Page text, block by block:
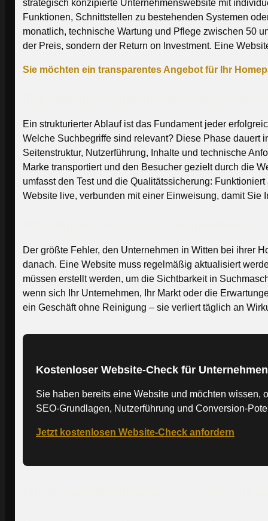
strategisch konzipierte Unternehmenswebsite mit
Funktionen, Schnittstellen zu bestehenden Systemen
monatlich, technische Wartung und Pflege zwischen 50
der Preis, sondern der Return on Investment. Eine
Sie möchten ein transparentes Angebot für Ihr
Ein strukturierter Ablauf ist das Fundament jeder
Welche Suchbegriffe sind relevant? Diese Phase dauert
Seitenstruktur, Nutzerführung, Inhalte und technische
Marke transportiert und den Besucher gezielt durch die
umfasst den Test und die Qualitätssicherung:
Website live, verbunden mit einer Einweisung, damit Sie
Der größte Fehler, den Unternehmen in Witten bei ihrer
danach. Eine Website muss regelmäßig aktualisiert
müssen erstellt werden, um die Sichtbarkeit in
wenn sich Ihr Unternehmen, Ihr Markt oder die
ein Geschäft ohne Reinigung – sie verliert täglich an
Kostenloser Website-Check für
Sie haben bereits eine Website und möchten wissen,
SEO-Grundlagen, Nutzerführung und Conversion-
Jetzt kostenlosen Website-Check anfordern